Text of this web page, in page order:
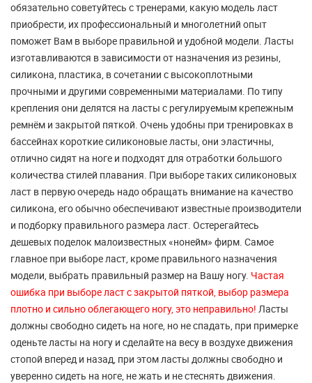
обязательно советуйтесь с тренерами, какую модель ласт
приобрести, их профессиональный и многолетний опыт
поможет Вам в выборе правильной и удобной модели. Ласты
изготавливаются в зависимости от назначения из резины,
силикона, пластика, в сочетании с высокоплотными
прочными и другими современными материалами. По типу
крепления они делятся на ласты с регулируемым крепежным
ремнём и закрытой пяткой. Очень удобны при тренировках в
бассейнах короткие силиконовые ласты, они эластичны,
отлично сидят на ноге и подходят для отработки большого
количества стилей плавания. При выборе таких силиконовых
ласт в первую очередь надо обращать внимание на качество
силикона, его обычно обеспечивают известные производители
и подборку правильного размера ласт. Остерегайтесь
дешевых поделок малоизвестных «нонейм» фирм. Самое
главное при выборе ласт, кроме правильного назначения
модели, выбрать правильный размер на Вашу ногу. Частая
ошибка при выборе ласт с закрытой пяткой, выбор размера
плотно и сильно облегающего ногу, это неправильно! Ласты
должны свободно сидеть на ноге, но не спадать, при примерке
оденьте ласты на ногу и сделайте на весу в воздухе движения
стопой вперед и назад, при этом ласты должны свободно и
уверенно сидеть на ноге, не жать и не стеснять движения.